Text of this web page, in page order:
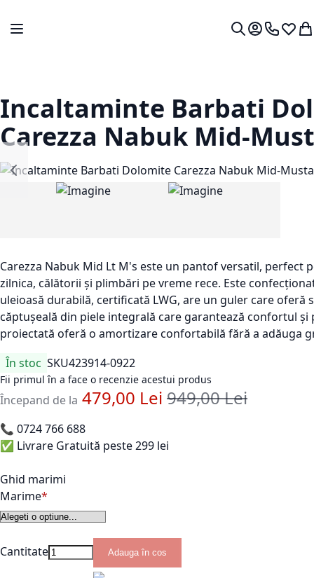
Comutare în navigare
Contul meu.
0724 766
Lista
Incaltaminte Barbati
Carezza Nabuk Mid-
Carezza Nabuk Mid Lt M's este un pantof versatil, perfect
zilnica, călătorii și plimbări pe vreme rece. Este
uleioasă durabilă, certificată LWG, are un guler care oferă
căptușeală din piele integrală care garantează confortul și
proiectată oferă o amortizare confortabilă fără a adăuga
În stoc SKU423914-0922
Fii primul în a face o recenzie acestui produs
Începand de la 479,00 Lei Pret standard
949,00 Lei
📞 0724 766 688
✅ Livrare Gratuită peste 299 lei
Ghid marimi
Marime
Cantitate Adauga în cos